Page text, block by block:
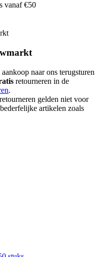
vanaf €50
naar ons terugsturen
retourneren in de
.
gelden niet voor
artikelen zoals